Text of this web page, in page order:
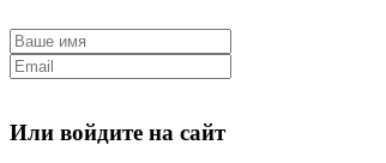
Или войдите на сайт